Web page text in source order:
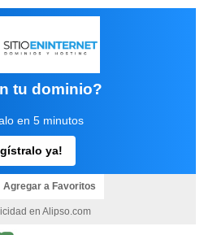
tu dominio?
en 5 minutos
ya!
Agregar a Favoritos
en Alipso.com